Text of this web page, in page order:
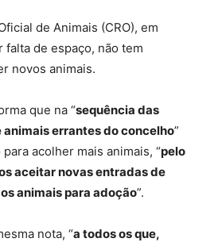
de Animais (CRO), em
falta de espaço, não tem
novos animais.
que na “sequência das
errantes do concelho”
acolher mais animais, “pelo
aceitar novas entradas de
animais para adoção”.
nota, “a todos os que,